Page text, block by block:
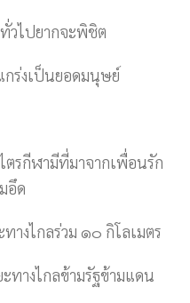
วไปยากจะพิชิต
กร่งเป็นยอดมนุษย์
ตรกีฬามีที่มาจากเพื่อนรัก
อึด
างไกลร่วม ๑๐ กิโลเมตร
ทางไกลข้ามรัฐข้ามแดน